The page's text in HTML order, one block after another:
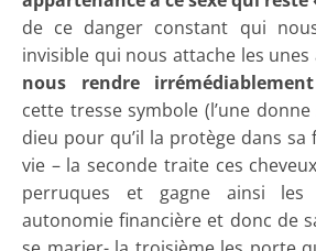
de ce danger constant qui
invisible qui nous attache les unes
nous rendre
cette tresse symbole (l’une
dieu pour qu’il la protège dans
vie – la seconde traite ces
perruques et gagne ainsi
autonomie financière et donc de